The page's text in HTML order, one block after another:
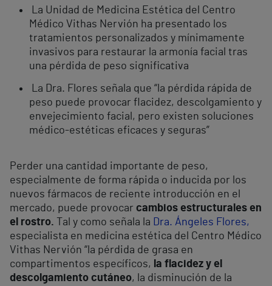
La Unidad de Medicina Estética del Centro
Médico Vithas Nervión ha presentado los
tratamientos personalizados y mínimamente
invasivos para restaurar la armonía facial tras
una pérdida de peso significativa
La Dra. Flores señala que “la pérdida rápida de
peso puede provocar flacidez, descolgamiento y
envejecimiento facial, pero existen soluciones
médico-estéticas eficaces y seguras”
Perder una cantidad importante de peso,
especialmente de forma rápida o inducida por los
nuevos fármacos de reciente introducción en el
mercado, puede provocar cambios estructurales en
el rostro. Tal y como señala la Dra. Ángeles Flores,
especialista en medicina estética del Centro Médico
Vithas Nervión “la pérdida de grasa en
compartimentos específicos, la flacidez y el
descolgamiento cutáneo, la disminución de la